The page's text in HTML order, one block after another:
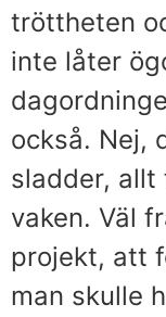
tröttheten
inte låter
också. Nej,
sladder, allt
vaken. Väl
projekt, att
man skulle